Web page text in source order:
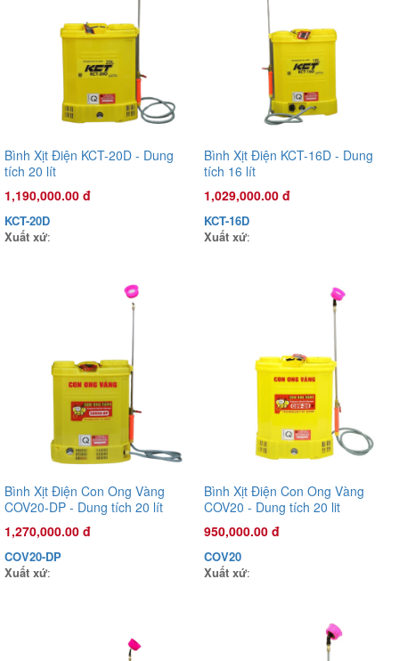
Đầu phun áp lực chất lỏng Oshima OS45T 2.0HP Xanh đậm
(hoạt động bằng sức kéo động cơ)
3,470,000.00 đ
:
Đầu phun áp lực chất lỏng Oshima OS35AT 1.0HP Xanh đậm
(hoạt động bằng sức kéo động cơ)
3,170,000.00 đ
OS35AT
Bình Xịt Điện KCT-20D - Dung
tích 20 lít
1,190,000.00 đ
KCT-20D
Xuất xứ:
Bình Xịt Điện KCT-16D - Dung
tích 16 lít
1,029,000.00 đ
KCT-16D
Xuất xứ:
Bình Xịt Điện Con Ong Vàng
COV20-DP - Dung tích 20 lít
1,270,000.00 đ
COV20-DP
Xuất xứ:
Bình Xịt Điện Con Ong Vàng
COV20 - Dung tích 20 lit
950,000.00 đ
COV20
Xuất xứ: